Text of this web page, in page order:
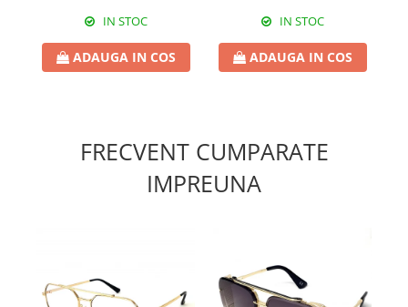
IN STOC
ADAUGA IN COS
IN STOC
ADAUGA IN COS
FRECVENT CUMPARATE
IMPREUNA